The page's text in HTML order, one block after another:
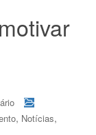
, Notícias,